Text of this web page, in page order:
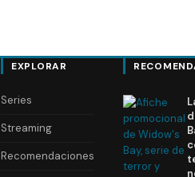
EXPLORAR
Series
Streaming
Recomendaciones